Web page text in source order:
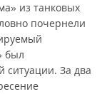
из танковых
почернели
был
ситуации. За два